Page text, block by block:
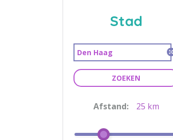
Stad
ZOEKEN
Afstand: 25 km